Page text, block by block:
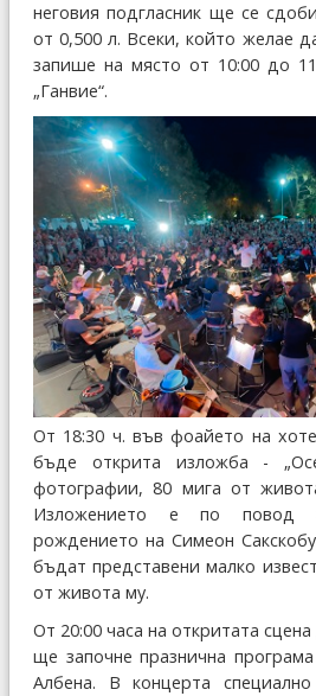
неговия подгласник ще се
от 0,500 л. Всеки, който желае
запише на място от 10:00 до
„Ганвие“.
От 18:30 ч. във фоайето на
бъде открита изложба -
фотографии, 80 мига от
Изложението е по повод
рождението на Симеон
бъдат представени малко
от живота му.
От 20:00 часа на откритата
ще започне празнична
Албена. В концерта